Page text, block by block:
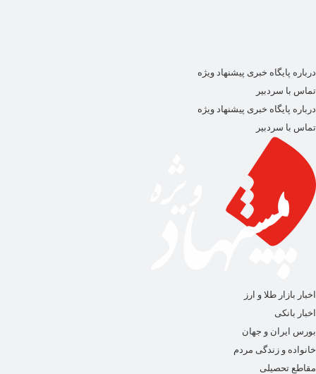
درباره پایگاه خبری پیشنهاد ویژه
تماس با سردبیر
درباره پایگاه خبری پیشنهاد ویژه
تماس با سردبیر
اخبار بازار طلا و ارز
اخبار بانکی
بورس ایران و جهان
خانواده و زندگی مردم
مقاطع تحصیلی